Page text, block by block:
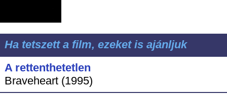
Ha tetszett a film, ezeket is ajánljuk
A rettenthetetlen
Braveheart (1995)